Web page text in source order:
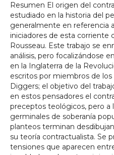
Resumen El origen del
estudiado en la historia del
generalmente en referencia
iniciadores de esta corriente
Rousseau. Este trabajo se
análisis, pero focalizándose
en la Inglaterra de la
escritos por miembros de
Diggers; el objetivo del
en estos pensadores el
preceptos teológicos, pero a
germinales de soberanía
planteos terminan
su teoría contractualista. Se
tensiones que aparecen